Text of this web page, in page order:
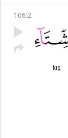
106:2
kış